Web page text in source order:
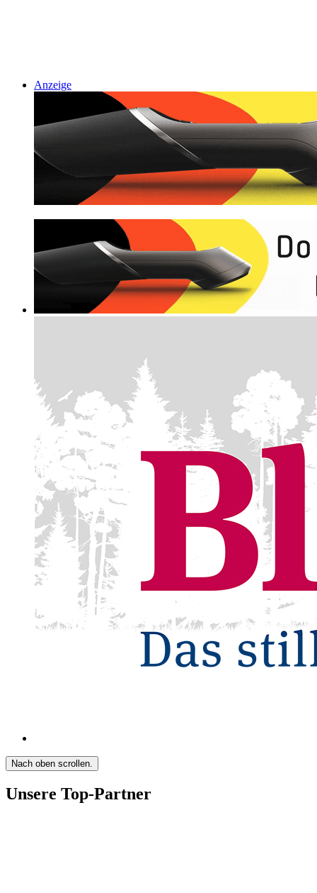
Anzeige
Nach oben scrollen.
Unsere Top-Partner